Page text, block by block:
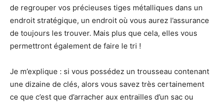
de regrouper vos précieuses tiges métalliques dans un
endroit stratégique, un endroit où vous aurez l’assurance
de toujours les trouver. Mais plus que cela, elles vous
permettront également de faire le tri !
Je m’explique : si vous possédez un trousseau contenant
une dizaine de clés, alors vous savez très certainement
ce que c’est que d’arracher aux entrailles d’un sac ou